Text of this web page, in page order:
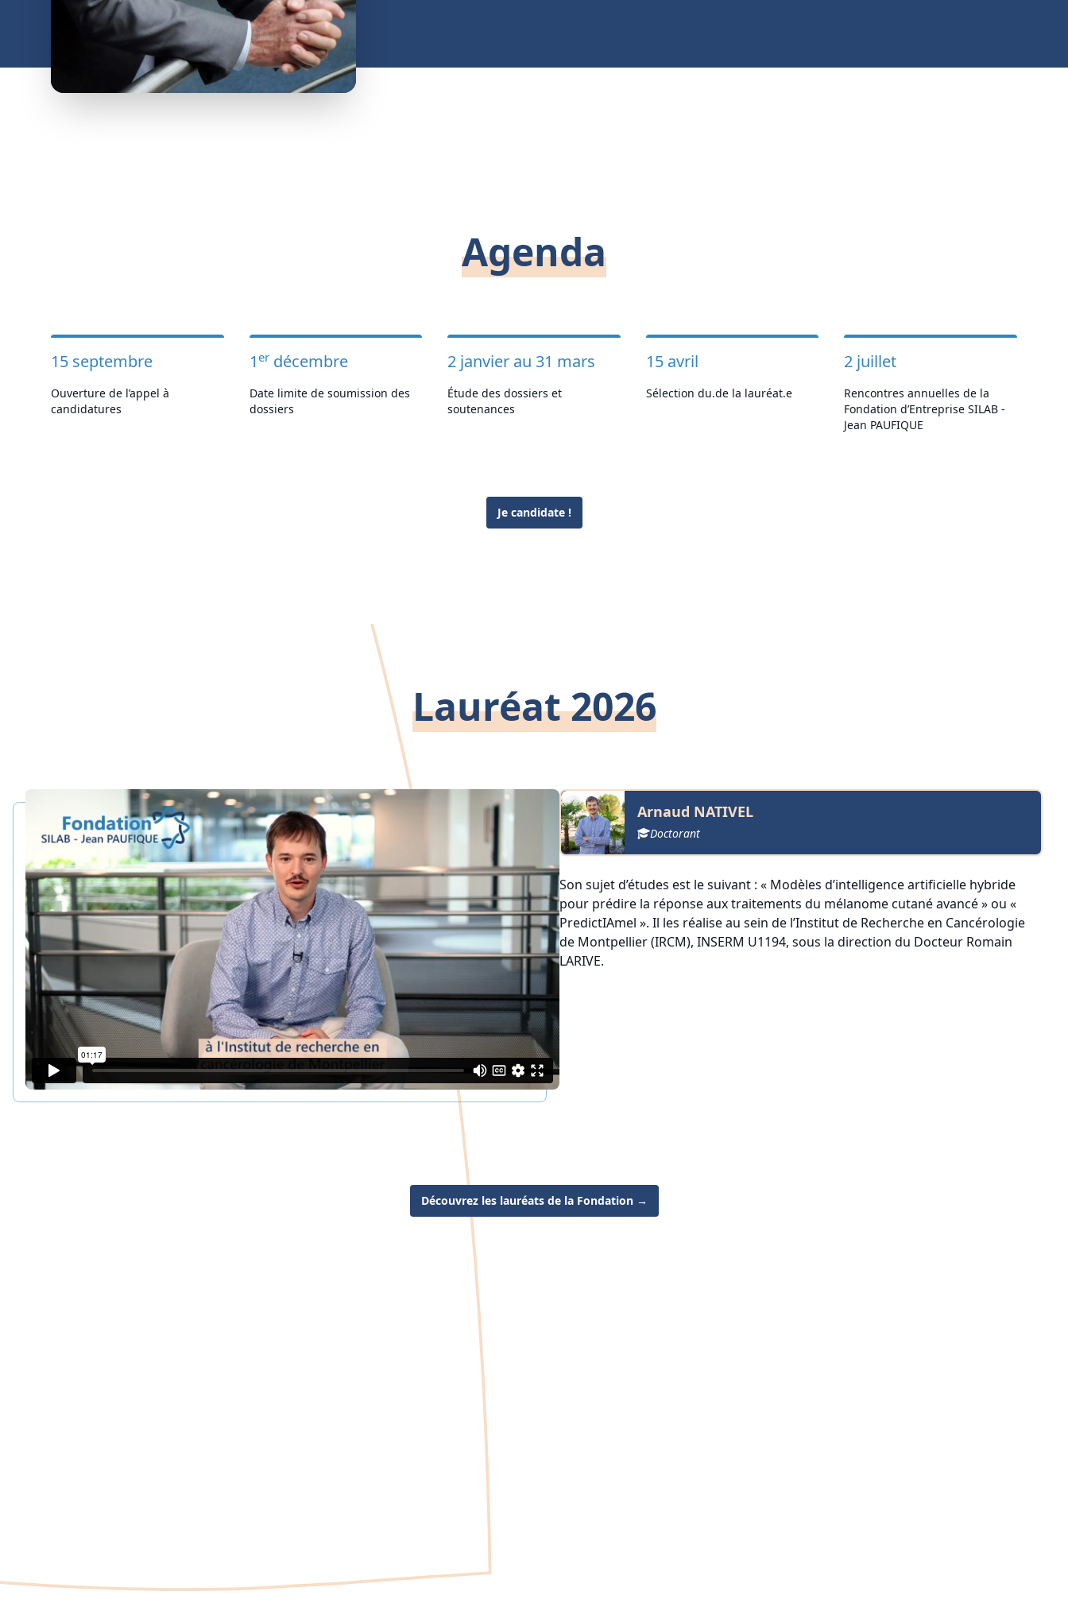
Agenda
15 septembre
Ouverture de l’appel à
candidatures
1 erdécembre
Date limite de soumission des
dossiers
2 janvier au 31 mars
Étude des dossiers et
soutenances
15 avril
Sélection du.de la lauréat.e
2 juillet
Rencontres annuelles de la
Fondation d’Entreprise SILAB -
Jean PAUFIQUE
Je candidate !
Lauréat 2026
Arnaud NATIVEL
Doctorant
Son sujet d’études est le suivant : « Modèles d’intelligence artificielle hybride
pour prédire la réponse aux traitements du mélanome cutané avancé » ou «
PredictIAmel ». Il les réalise au sein de l’Institut de Recherche en Cancérologie
de Montpellier (IRCM), INSERM U1194, sous la direction du Docteur Romain
LARIVE.
Découvrez les lauréats de la Fondation →